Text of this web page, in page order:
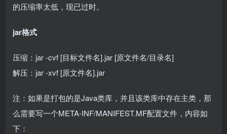
的压缩率太低，现已过时。
jar格式
压缩：jar -cvf [目标文件名].jar [原文件名/目录名]
解压：jar -xvf [原文件名].jar
注：如果是打包的是Java类库，并且该类库中存在主类，那
么需要写一个META-INF/MANIFEST.MF配置文件，内容如
下：